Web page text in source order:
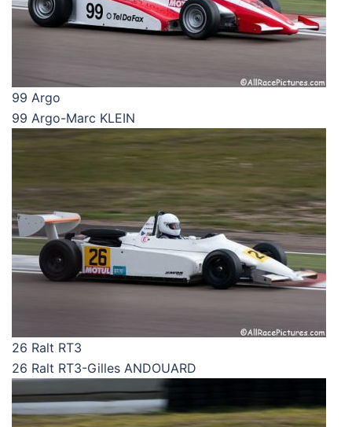
99 Argo
99 Argo-Marc KLEIN
26 Ralt RT3
26 Ralt RT3-Gilles ANDOUARD